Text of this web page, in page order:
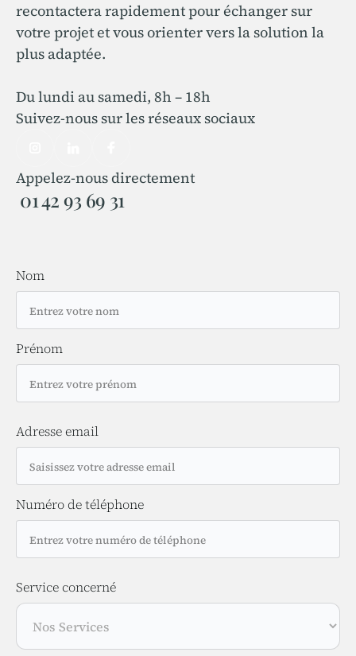
recontactera rapidement pour échanger sur
votre projet et vous orienter vers la solution la
plus adaptée.
Du lundi au samedi, 8h – 18h
Suivez-nous sur les réseaux sociaux
Appelez-nous directement
01 42 93 69 31
Nom
Prénom
Adresse email
Numéro de téléphone
Service concerné